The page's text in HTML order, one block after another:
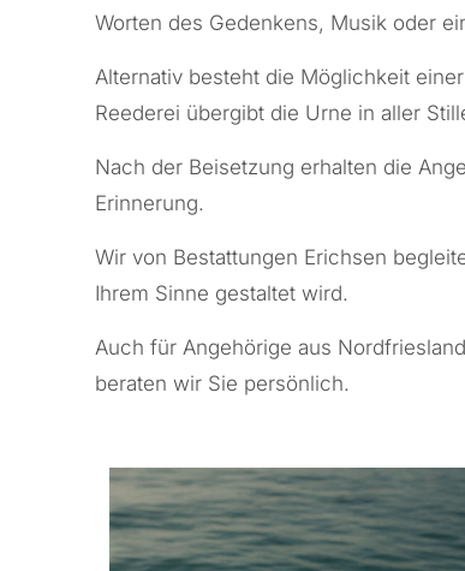
Worten des Gedenkens, Musik oder
Alternativ besteht die Möglichkeit
Reederei übergibt die Urne in aller
Nach der Beisetzung erhalten die
Erinnerung.
Wir von Bestattungen Erichsen
Ihrem Sinne gestaltet wird.
Auch für Angehörige aus
beraten wir Sie persönlich.